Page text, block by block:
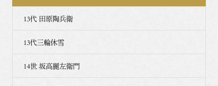
13代 田原陶兵衛
13代三輪休雪
14世 坂高麗左衛門